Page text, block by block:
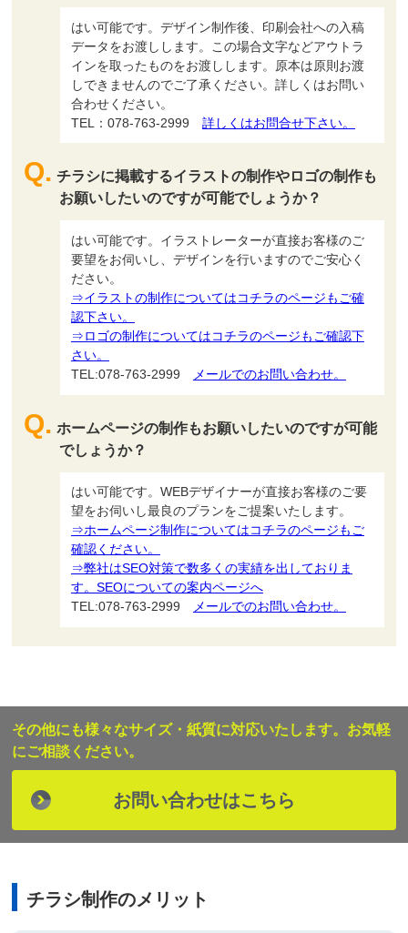
はい可能です。デザイン制作後、印刷会社への入稿
データをお渡しします。この場合文字などアウトラ
インを取ったものをお渡しします。原本は原則お渡
しできませんのでご了承ください。詳しくはお問い
合わせください。
TEL：078-763-2999 詳しくはお問合せ下さい。
チラシに掲載するイラストの制作やロゴの制作も
お願いしたいのですが可能でしょうか？
はい可能です。イラストレーターが直接お客様のご
要望をお伺いし、デザインを行いますのでご安心く
ださい。
⇒イラストの制作についてはコチラのページもご確
認下さい。
⇒ロゴの制作についてはコチラのページもご確認下
さい。
TEL:078-763-2999
メールでのお問い合わせ。
ホームページの制作もお願いしたいのですが可能
でしょうか？
はい可能です。WEBデザイナーが直接お客様のご要
望をお伺いし最良のプランをご提案いたします。
⇒ホームページ制作についてはコチラのページもご
確認ください。
⇒弊社はSEO対策で数多くの実績を出しておりま
す。SEOについての案内ページへ
TEL:078-763-2999
メールでのお問い合わせ。
その他にも様々なサイズ・紙質に対応いたします。お気軽
にご相談ください。
お問い合わせはこちら
チラシ制作のメリット